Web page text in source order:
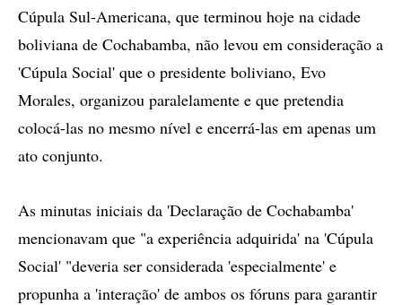
Cúpula Sul-Americana, que terminou hoje na cidade
boliviana de Cochabamba, não levou em consideração a
'Cúpula Social' que o presidente boliviano, Evo
Morales, organizou paralelamente e que pretendia
colocá-las no mesmo nível e encerrá-las em apenas um
ato conjunto.
As minutas iniciais da 'Declaração de Cochabamba'
mencionavam que "a experiência adquirida' na 'Cúpula
Social' "deveria ser considerada 'especialmente' e
propunha a 'interação' de ambos os fóruns para garantir